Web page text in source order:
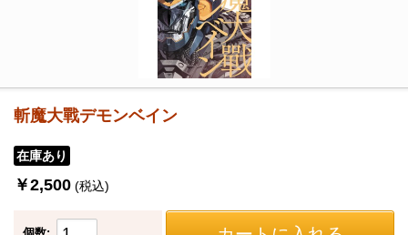
斬魔大戰デモンベイン
在庫あり
￥2,500 (税込)